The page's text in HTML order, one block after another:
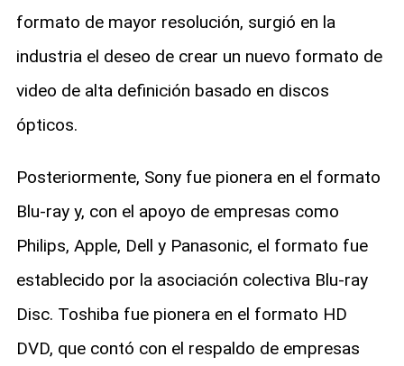
formato de mayor resolución, surgió en la
industria el deseo de crear un nuevo formato de
video de alta definición basado en discos
ópticos.
Posteriormente, Sony fue pionera en el formato
Blu-ray y, con el apoyo de empresas como
Philips, Apple, Dell y Panasonic, el formato fue
establecido por la asociación colectiva Blu-ray
Disc. Toshiba fue pionera en el formato HD
DVD, que contó con el respaldo de empresas